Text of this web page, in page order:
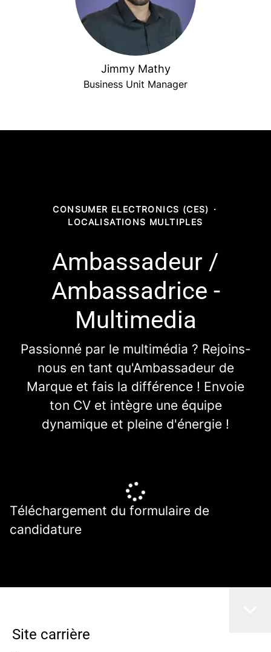
Jimmy Mathy
Business Unit Manager
CONSUMER ELECTRONICS (CES) ·
LOCALISATIONS MULTIPLES
Ambassadeur /
Ambassadrice -
Multimedia
Passionné par le multimédia ? Rejoins-
nous en tant qu'Ambassadeur de
Marque et fais la différence ! Envoie
ton CV et intègre une équipe
dynamique et pleine d'énergie !
Téléchargement du formulaire de
candidature
Site carrière